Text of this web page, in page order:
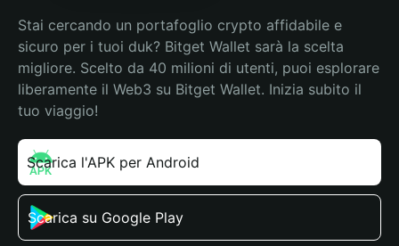
Stai cercando un portafoglio crypto affidabile e
sicuro per i tuoi duk? Bitget Wallet sarà la scelta
migliore. Scelto da 40 milioni di utenti, puoi esplorare
liberamente il Web3 su Bitget Wallet. Inizia subito il
tuo viaggio!
Scarica l'APK per Android
Scarica su Google Play